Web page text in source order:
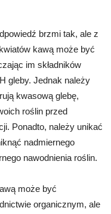
brzmi tak, ale z
kawą może być
im składników
gleby. Jednak należy
kwasową glebę,
roślin przed
Ponadto, należy unikać
nadmiernego
nawodnienia roślin.
może być
organicznym, ale